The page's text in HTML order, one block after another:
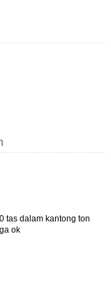
tas dalam kantong ton
ok